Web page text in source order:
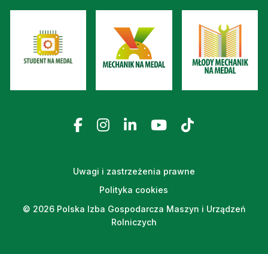
Uwagi i zastrzeżenia prawne
Polityka cookies
© 2026 Polska Izba Gospodarcza Maszyn i Urządzeń
Rolniczych